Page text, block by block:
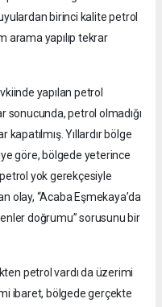
birinci kalite petrol
arama yapılıp tekrar
yapılan petrol
sonucunda, petrol olmadığı
Yıllardır bölge
göre, bölgede yeterince
yok gerekçesiyle
olay, “Acaba Eşmekaya’da
doğrumu” sorusunu bir
petrol vardı da üzerimi
ibaret, bölgede gerçekte